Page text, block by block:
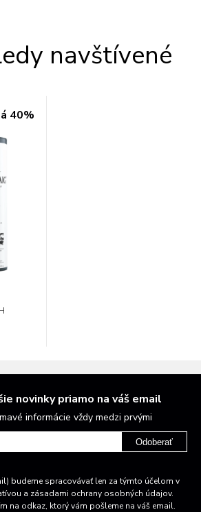
navštívené
40%
novinky priamo na váš email
informácie vždy medzi prvými
Odoberať
budeme spracovávať len za týmto účelom v
a zásadami ochrany osobných údajov.
na odkaz, ktorý vám pošleme na váš email.